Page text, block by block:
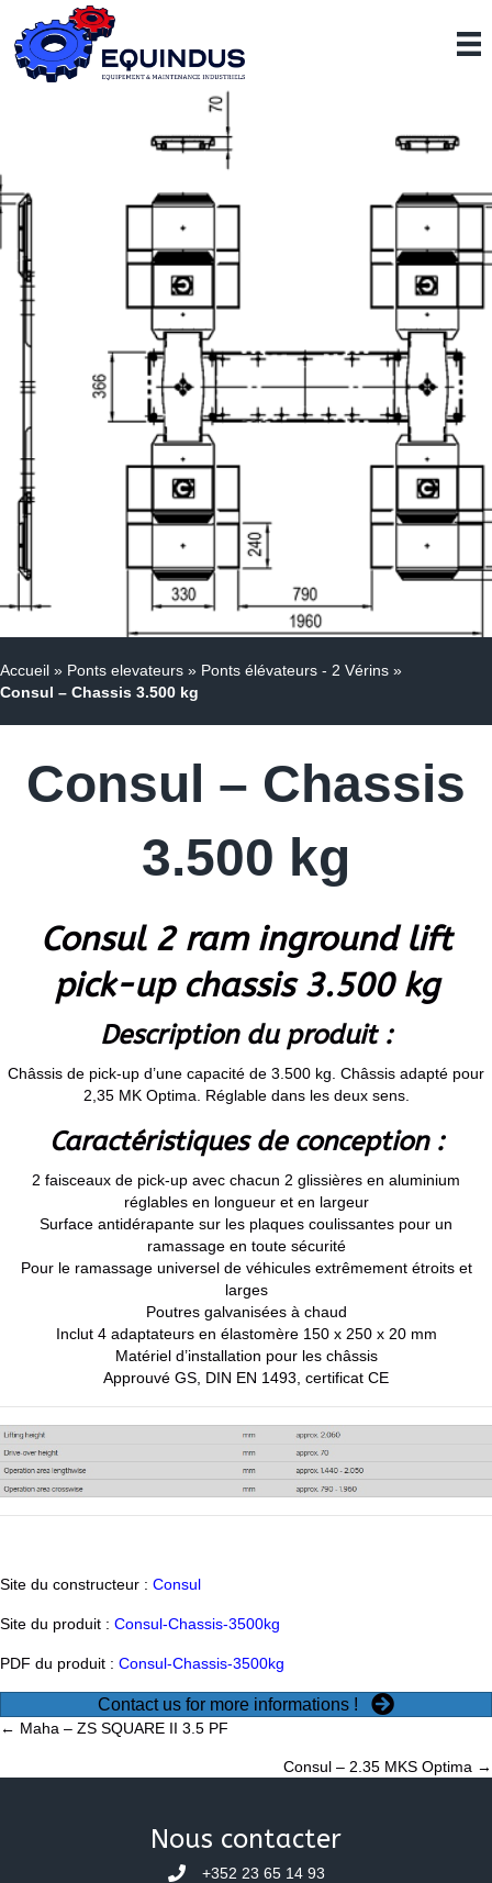
Accueil » Ponts elevateurs » Ponts élévateurs - 2 Vérins »
Consul – Chassis 3.500 kg
Consul – Chassis
3.500 kg
Consul 2 ram inground lift
pick-up chassis 3.500 kg
Description du produit :
Châssis de pick-up d’une capacité de 3.500 kg. Châssis adapté pour
2,35 MK Optima. Réglable dans les deux sens.
Caractéristiques de conception :
2 faisceaux de pick-up avec chacun 2 glissières en aluminium
réglables en longueur et en largeur
Surface antidérapante sur les plaques coulissantes pour un
ramassage en toute sécurité
Pour le ramassage universel de véhicules extrêmement étroits et
larges
Poutres galvanisées à chaud
Inclut 4 adaptateurs en élastomère 150 x 250 x 20 mm
Matériel d’installation pour les châssis
Approuvé GS, DIN EN 1493, certificat CE
Site du constructeur : Consul
Site du produit : Consul-Chassis-3500kg
PDF du produit : Consul-Chassis-3500kg
Contact us for more informations !
Posts
navigation
← Maha – ZS SQUARE II 3.5 PF
Consul – 2.35 MKS Optima →
Nous contacter
+352 23 65 14 93